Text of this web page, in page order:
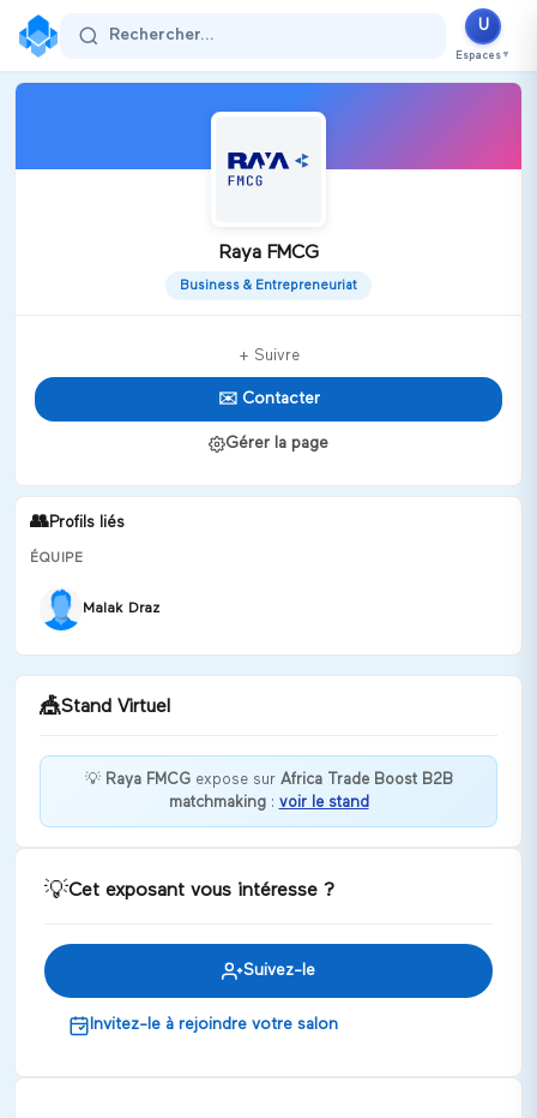
Rechercher...
U
Espaces ▼
Raya FMCG
Business & Entrepreneuriat
+ Suivre
✉️ Contacter
Gérer la page
👥Profils liés
ÉQUIPE
Malak Draz
🎪Stand Virtuel
Bienvenue chez Raya FMCG !
💡 Raya FMCGexpose sur Africa Trade Boost B2B
matchmaking: voir le stand
💡Cet exposant vous intéresse ?
Suivez-le
Invitez-le à rejoindre votre salon